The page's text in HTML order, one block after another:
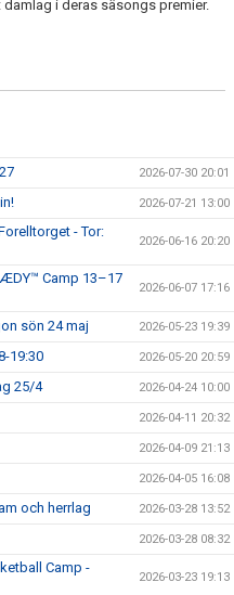
i deras säsongs premier.
2026-07-30 20:01
2026-07-21 13:00
- Tor:
2026-06-16 20:20
Camp 13–17
2026-06-07 17:16
sön 24 maj 2026-05-23 19:39
19:30 2026-05-20 20:59
25/4 2026-04-24 10:00
2026-04-11 20:32
2026-04-09 21:13
2026-04-05 16:08
och herrlag 2026-03-28 13:52
2026-03-28 08:32
Camp -
2026-03-23 19:13